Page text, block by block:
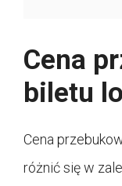
Cena
biletu
Cena
różnić się w